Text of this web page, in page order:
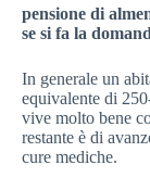
pensione di
se si fa la
In generale un
equivalente di
vive molto bene
restante è di
cure mediche.